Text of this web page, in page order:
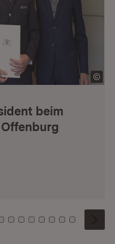
beim
3 4 5
Kachel: 6
Zu Kachel: 7
Zu Kachel: 8
Zu Kachel: 9
Zu Kachel: 10
Zu Kachel: 11
Zu Kachel: 12
Zu Kachel:
Zu